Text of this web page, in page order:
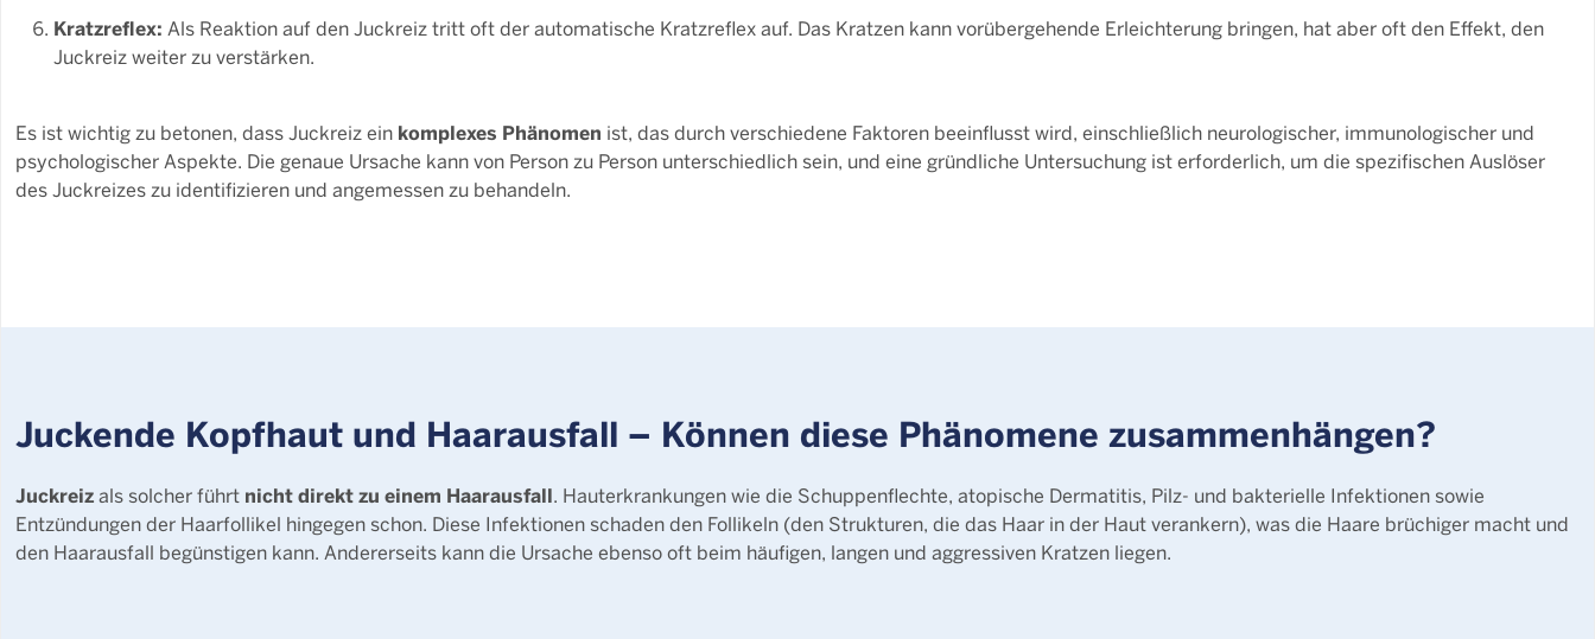
Kratzreflex: Als Reaktion auf den Juckreiz tritt oft der automatische Kratzreflex auf. Das Kratzen kann vorübergehende Erleichterung bringen, hat aber oft den Effekt, den
Juckreiz weiter zu verstärken.
Es ist wichtig zu betonen, dass Juckreiz ein komplexes Phänomen ist, das durch verschiedene Faktoren beeinflusst wird, einschließlich neurologischer, immunologischer und
psychologischer Aspekte. Die genaue Ursache kann von Person zu Person unterschiedlich sein, und eine gründliche Untersuchung ist erforderlich, um die spezifischen Auslöser
des Juckreizes zu identifizieren und angemessen zu behandeln.
Juckende Kopfhaut und Haarausfall – Können diese Phänomene zusammenhängen?
Juckreizals solcher führt nicht direkt zu einem Haarausfall. Hauterkrankungen wie die Schuppenflechte, atopische Dermatitis, Pilz- und bakterielle Infektionen sowie
Entzündungen der Haarfollikel hingegen schon. Diese Infektionen schaden den Follikeln (den Strukturen, die das Haar in der Haut verankern), was die Haare brüchiger macht und
den Haarausfall begünstigen kann. Andererseits kann die Ursache ebenso oft beim häufigen, langen und aggressiven Kratzen liegen.